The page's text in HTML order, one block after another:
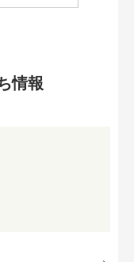
情報